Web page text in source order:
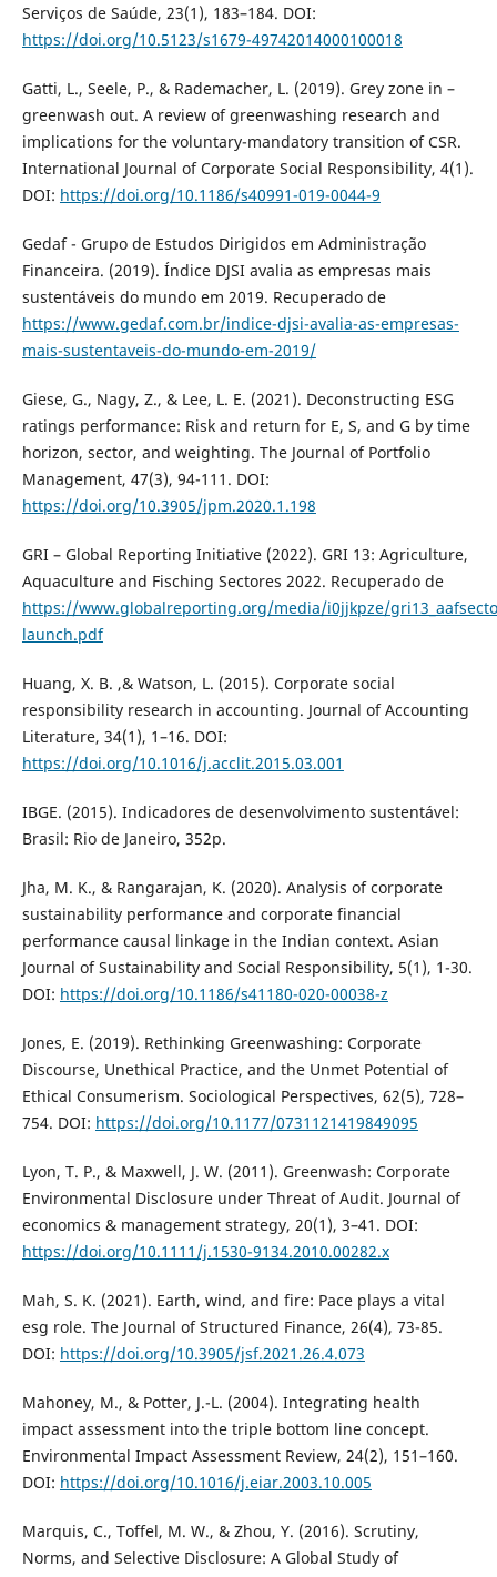
Serviços de Saúde, 23(1), 183–184. DOI:
https://doi.org/10.5123/s1679-49742014000100018
Gatti, L., Seele, P., & Rademacher, L. (2019). Grey zone in –
greenwash out. A review of greenwashing research and
implications for the voluntary-mandatory transition of CSR.
International Journal of Corporate Social Responsibility, 4(1).
DOI: https://doi.org/10.1186/s40991-019-0044-9
Gedaf - Grupo de Estudos Dirigidos em Administração
Financeira. (2019). Índice DJSI avalia as empresas mais
sustentáveis do mundo em 2019. Recuperado de
https://www.gedaf.com.br/indice-djsi-avalia-as-empresas-
mais-sustentaveis-do-mundo-em-2019/
Giese, G., Nagy, Z., & Lee, L. E. (2021). Deconstructing ESG
ratings performance: Risk and return for E, S, and G by time
horizon, sector, and weighting. The Journal of Portfolio
Management, 47(3), 94-111. DOI:
https://doi.org/10.3905/jpm.2020.1.198
GRI – Global Reporting Initiative (2022). GRI 13: Agriculture,
Aquaculture and Fisching Sectores 2022. Recuperado de
https://www.globalreporting.org/media/i0jjkpze/
launch.pdf
Huang, X. B. ,& Watson, L. (2015). Corporate social
responsibility research in accounting. Journal of Accounting
Literature, 34(1), 1–16. DOI:
https://doi.org/10.1016/j.acclit.2015.03.001
IBGE. (2015). Indicadores de desenvolvimento sustentável:
Brasil: Rio de Janeiro, 352p.
Jha, M. K., & Rangarajan, K. (2020). Analysis of corporate
sustainability performance and corporate financial
performance causal linkage in the Indian context. Asian
Journal of Sustainability and Social Responsibility, 5(1), 1-30.
DOI: https://doi.org/10.1186/s41180-020-00038-z
Jones, E. (2019). Rethinking Greenwashing: Corporate
Discourse, Unethical Practice, and the Unmet Potential of
Ethical Consumerism. Sociological Perspectives, 62(5), 728–
754. DOI: https://doi.org/10.1177/0731121419849095
Lyon, T. P., & Maxwell, J. W. (2011). Greenwash: Corporate
Environmental Disclosure under Threat of Audit. Journal of
economics & management strategy, 20(1), 3–41. DOI:
https://doi.org/10.1111/j.1530-9134.2010.00282.x
Mah, S. K. (2021). Earth, wind, and fire: Pace plays a vital
esg role. The Journal of Structured Finance, 26(4), 73-85.
DOI: https://doi.org/10.3905/jsf.2021.26.4.073
Mahoney, M., & Potter, J.-L. (2004). Integrating health
impact assessment into the triple bottom line concept.
Environmental Impact Assessment Review, 24(2), 151–160.
DOI: https://doi.org/10.1016/j.eiar.2003.10.005
Marquis, C., Toffel, M. W., & Zhou, Y. (2016). Scrutiny,
Norms, and Selective Disclosure: A Global Study of